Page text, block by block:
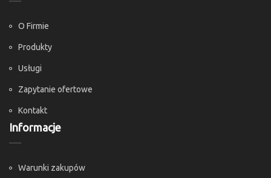
O Firmie
Produkty
Usługi
Zapytanie ofertowe
Kontakt
Informacje
Warunki zakupów